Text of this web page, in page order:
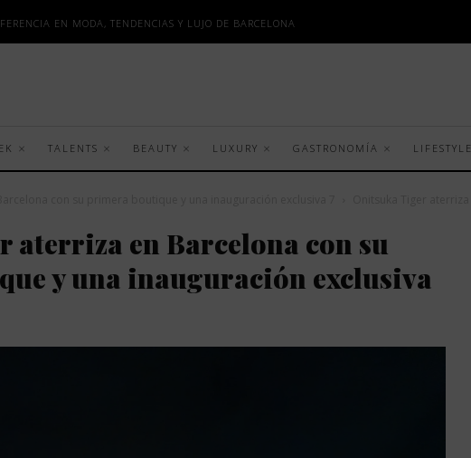
EN MODA, TENDENCIAS Y LUJO DE BARCELONA
TALENTS BEAUTY LUXURY GASTRONOMÍA LIFESTYLE
aterriza en Barcelona con su
y una inauguración exclusiva